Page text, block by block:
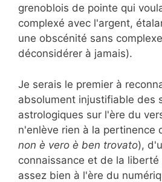
grenoblois de pointe qui
complexé avec l'argent,
une obscénité sans
déconsidérer à jamais).
Je serais le premier à
absolument injustifiable des
astrologiques sur l'ère du
n'enlève rien à la pertinence
non è vero è ben trovato),
connaissance et de la
assez bien à l'ère du